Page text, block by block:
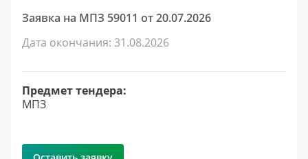
Заявка на МПЗ 59011 от 20.07.2026
Дата окончания: 31.08.2026
Предмет тендера:
МПЗ